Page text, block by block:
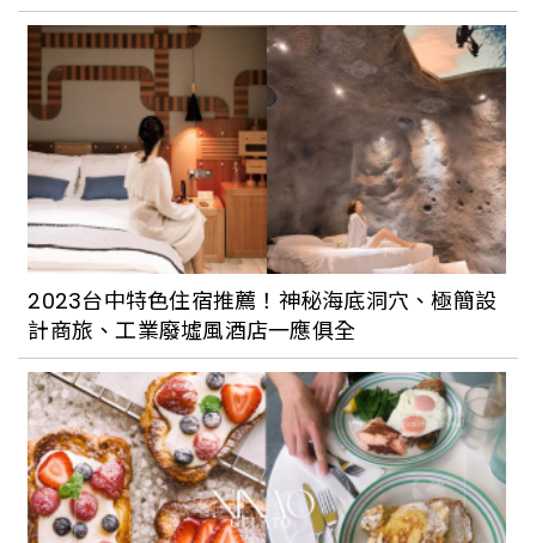
鶯歌一日漫行，感受台灣景德鎮老品牌展
新意
桃園龍潭小鎮吹起濃濃的藝文風，散步老
街趴趴走，還能悠閒的逛書店、玩文創，
當天就能來回輕鬆玩龍潭。
【Walker說走就走】Podcast EP140：
佩岑的三峽口袋私旅&地道好味道和你印
象中的三峽有什麼不同呢？
2023台中特色住宿推薦！神秘海底洞穴、極簡設
計商旅、工業廢墟風酒店一應俱全